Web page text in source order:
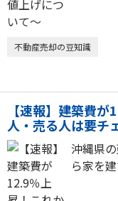
不動産売却の豆知識
【速報】建築費
人・売る人は要チ
沖縄県
ら家を